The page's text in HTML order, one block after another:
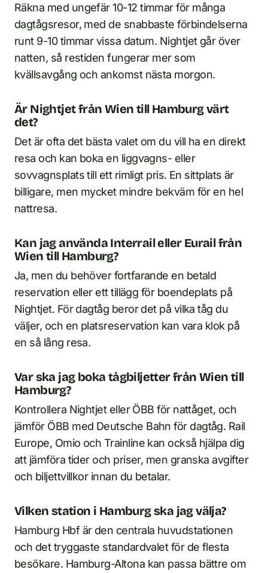
Räkna med ungefär 10-12 timmar för många
dagtågsresor, med de snabbaste förbindelserna
runt 9-10 timmar vissa datum. Nightjet går över
natten, så restiden fungerar mer som
kvällsavgång och ankomst nästa morgon.
Är Nightjet från Wien till Hamburg värt
det?
Det är ofta det bästa valet om du vill ha en direkt
resa och kan boka en liggvagns- eller
sovvagnsplats till ett rimligt pris. En sittplats är
billigare, men mycket mindre bekväm för en hel
nattresa.
Kan jag använda Interrail eller Eurail från
Wien till Hamburg?
Ja, men du behöver fortfarande en betald
reservation eller ett tillägg för boendeplats på
Nightjet. För dagtåg beror det på vilka tåg du
väljer, och en platsreservation kan vara klok på
en så lång resa.
Var ska jag boka tågbiljetter från Wien till
Hamburg?
Kontrollera Nightjet eller ÖBB för nattåget, och
jämför ÖBB med Deutsche Bahn för dagtåg. Rail
Europe, Omio och Trainline kan också hjälpa dig
att jämföra tider och priser, men granska avgifter
och biljettvillkor innan du betalar.
Vilken station i Hamburg ska jag välja?
Hamburg Hbf är den centrala huvudstationen
och det tryggaste standardvalet för de flesta
besökare. Hamburg-Altona kan passa bättre om